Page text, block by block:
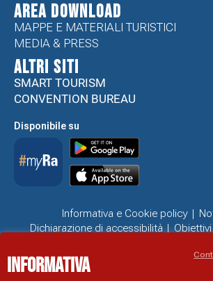
Area Download
MAPPE E MATERIALI TURISTICI
MEDIA & PRESS
ALTRI SITI
SMART TOURISM
CONVENTION BUREAU
Disponibile su
Informativa e Cookie policy
Dichiarazione di accessibilità
SITO UFFICIALE DI INFORMAZIONE TURISTICA DI
Informativa